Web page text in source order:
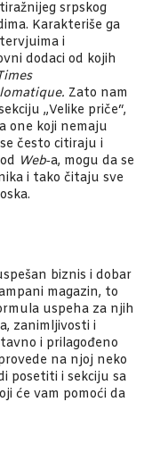
srpskog
Karakteriše ga
i
dodaci od kojih
Zato nam
„Velike priče“,
one koji nemaju
često citiraju i
Web‑a, mogu da se
i tako čitaju sve
biznis i dobar
magazin, to
uspeha za njih
zanimljivosti i
i prilagođeno
na njoj neko
posetiti i sekciju sa
će vam pomoći da